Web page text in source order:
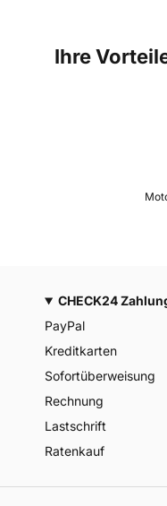
Ihre
CHECK24
PayPal
Kreditkarten
Sofortüberweisung
Rechnung
Lastschrift
Ratenkauf